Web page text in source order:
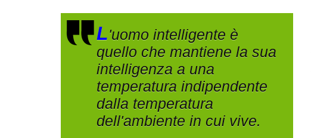
L'uomo intelligente è
quello che mantiene la sua
intelligenza a una
temperatura indipendente
dalla temperatura
dell'ambiente in cui vive.